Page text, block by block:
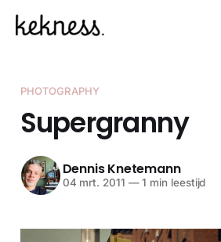
PHOTOGRAPHY
Supergranny
Dennis Knetemann
04 mrt. 2011 —1 min leestijd